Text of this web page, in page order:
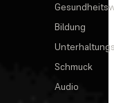
Bildung
Schmuck
Audio